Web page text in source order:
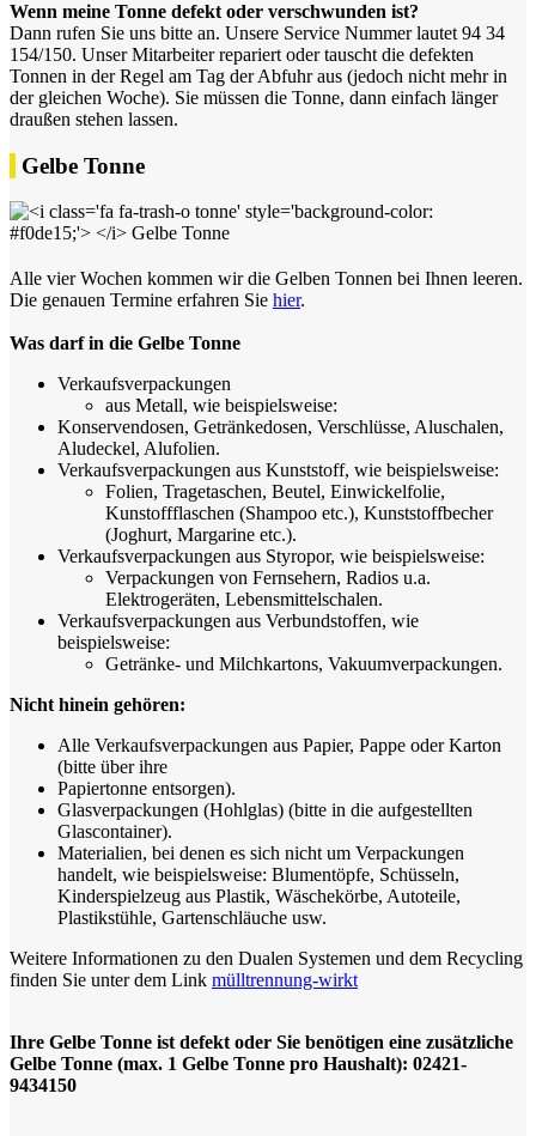
Wenn meine Tonne defekt oder verschwunden ist?
Dann rufen Sie uns bitte an. Unsere Service Nummer lautet 94 34
154/150. Unser Mitarbeiter repariert oder tauscht die defekten
Tonnen in der Regel am Tag der Abfuhr aus (jedoch nicht mehr in
der gleichen Woche). Sie müssen die Tonne, dann einfach länger
draußen stehen lassen.
Gelbe Tonne
Alle vier Wochen kommen wir die Gelben Tonnen bei Ihnen leeren.
Die genauen Termine erfahren Sie hier.
Was darf in die Gelbe Tonne
Verkaufsverpackungen
aus Metall, wie beispielsweise:
Konservendosen, Getränkedosen, Verschlüsse, Aluschalen,
Aludeckel, Alufolien.
Verkaufsverpackungen aus Kunststoff, wie beispielsweise:
Folien, Tragetaschen, Beutel, Einwickelfolie,
Kunstoffflaschen (Shampoo etc.), Kunststoffbecher
(Joghurt, Margarine etc.).
Verkaufsverpackungen aus Styropor, wie beispielsweise:
Verpackungen von Fernsehern, Radios u.a.
Elektrogeräten, Lebensmittelschalen.
Verkaufsverpackungen aus Verbundstoffen, wie
beispielsweise:
Getränke- und Milchkartons, Vakuumverpackungen.
Nicht hinein gehören:
Alle Verkaufsverpackungen aus Papier, Pappe oder Karton
(bitte über ihre
Papiertonne entsorgen).
Glasverpackungen (Hohlglas) (bitte in die aufgestellten
Glascontainer).
Materialien, bei denen es sich nicht um Verpackungen
handelt, wie beispielsweise: Blumentöpfe, Schüsseln,
Kinderspielzeug aus Plastik, Wäschekörbe, Autoteile,
Plastikstühle, Gartenschläuche usw.
Weitere Informationen zu den Dualen Systemen und dem Recycling
finden Sie unter dem Link mülltrennung-wirkt
Ihre Gelbe Tonne ist defekt oder Sie benötigen eine zusätzliche
Gelbe Tonne (max. 1 Gelbe Tonne pro Haushalt): 02421-
9434150